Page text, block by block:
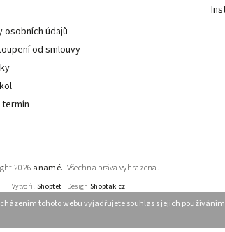
tohoto webu vyjadřujete souhlas s jejich
osobních údajů
od smlouvy
2026 anamé.. Všechna práva vyhrazena.
Vytvořil Shoptet| Design Shoptak.cz